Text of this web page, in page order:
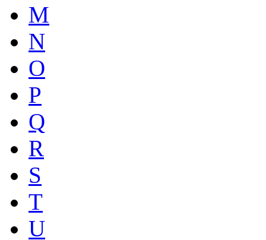
M
N
O
P
Q
R
S
T
U